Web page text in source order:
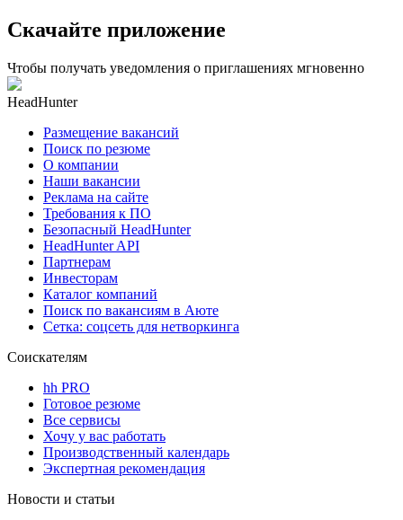
Скачайте приложение
Чтобы получать уведомления о приглашениях мгновенно
HeadHunter
Размещение вакансий
Поиск по резюме
О компании
Наши вакансии
Реклама на сайте
Требования к ПО
Безопасный HeadHunter
HeadHunter API
Партнерам
Инвесторам
Каталог компаний
Поиск по вакансиям в Аюте
Сетка: соцсеть для нетворкинга
Соискателям
hh PRO
Готовое резюме
Все сервисы
Хочу у вас работать
Производственный календарь
Экспертная рекомендация
Новости и статьи